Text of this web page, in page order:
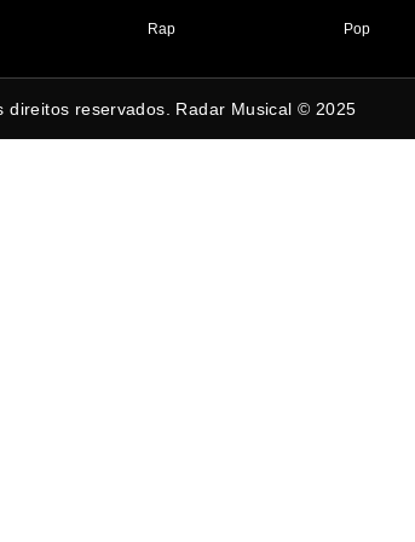
Rap Pop
direitos reservados. Radar Musical © 2025